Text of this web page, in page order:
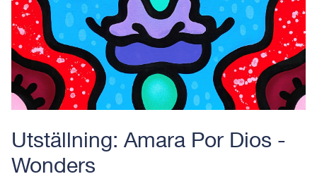
Utställning: Amara Por Dios -
Wonders